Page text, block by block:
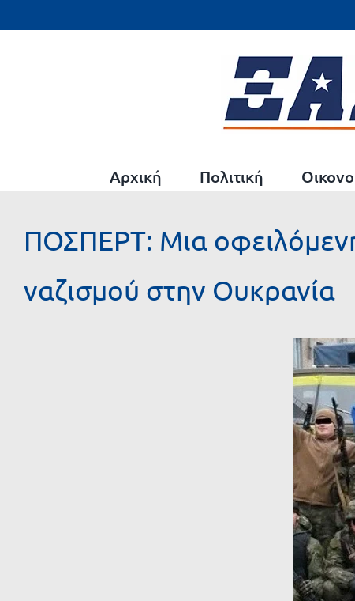
στο
Αρχική Πολιτική
ΠΟΣΠΕΡΤ: Μια
ναζισμού στην Ουκρανία